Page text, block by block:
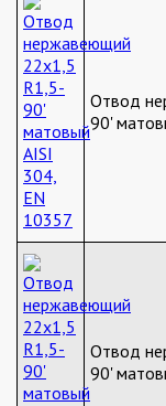
Отвод
90'
Отвод
90'